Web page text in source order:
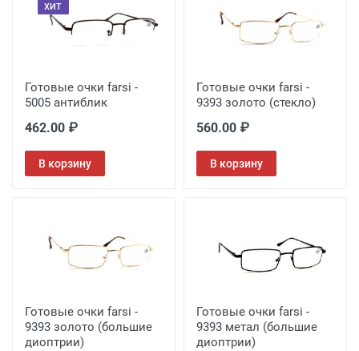
ХИТ
Готовые очки farsi -
5005 антиблик
462.00 ₽
В корзину
Готовые очки farsi -
9393 золото (стекло)
560.00 ₽
В корзину
Готовые очки farsi -
9393 золото (большие
диоптрии)
Готовые очки farsi -
9393 метал (большие
диоптрии)